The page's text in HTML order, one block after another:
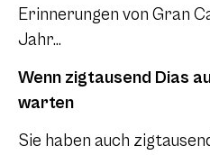
Erinnerungen von Gran
Jahr…
Wenn zigtausend Dias
warten
Sie haben auch